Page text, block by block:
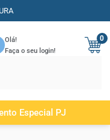
Olá!
Faça o seu login!
0
Especial PJ